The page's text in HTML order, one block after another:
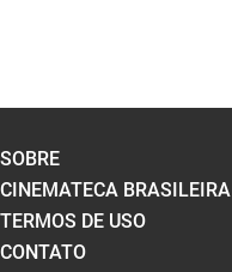
SOBRE
CINEMATECA BRASILEIRA
TERMOS DE USO
CONTATO